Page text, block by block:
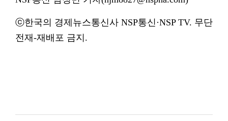
ⓒ한국의 경제뉴스통신사 NSP통신·NSP TV. 무단
전재-재배포 금지.